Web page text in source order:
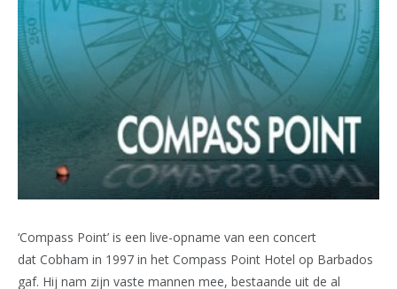
‘Compass Point’ is een live-opname van een concert
dat Cobham in 1997 in het Compass Point Hotel op Barbados
gaf. Hij nam zijn vaste mannen mee, bestaande uit de al